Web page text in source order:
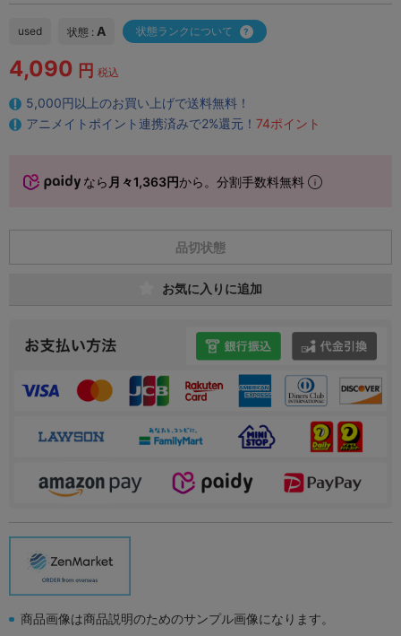
used 状態 : A 状態ランクについて
4,090 円 税込
5,000円以上のお買い上げで送料無料！
アニメイトポイント連携済みで2%還元！ 74ポイント
なら 月々1,363円から。分割手数料無料
品切状態
お気に入りに追加
商品画像は商品説明のためのサンプル画像になります。